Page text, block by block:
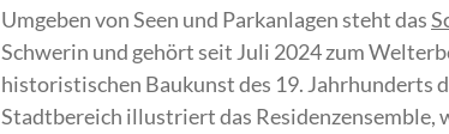
Umgeben von Seen und Parkanlagen steht das
Schwerin und gehört seit Juli 2024 zum
historistischen Baukunst des 19. Jahrhunderts
Stadtbereich illustriert das Residenzensemble,